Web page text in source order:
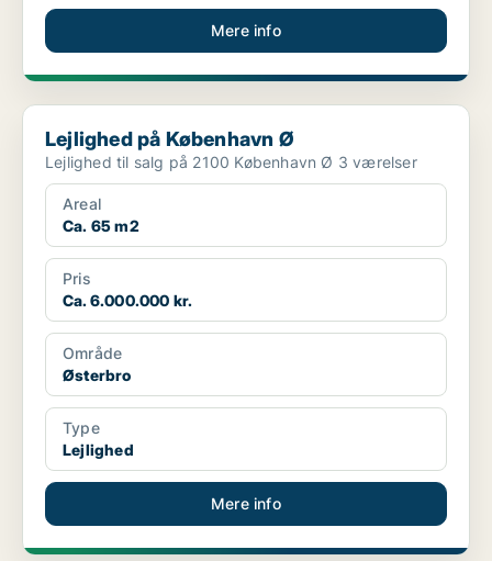
Mere info
Lejlighed på København Ø
Lejlighed på København Ø
Lejlighed til salg på 2100 København Ø 3 værelser
Areal
Ca. 65 m2
Pris
Ca. 6.000.000 kr.
Område
Østerbro
Type
Lejlighed
Mere info